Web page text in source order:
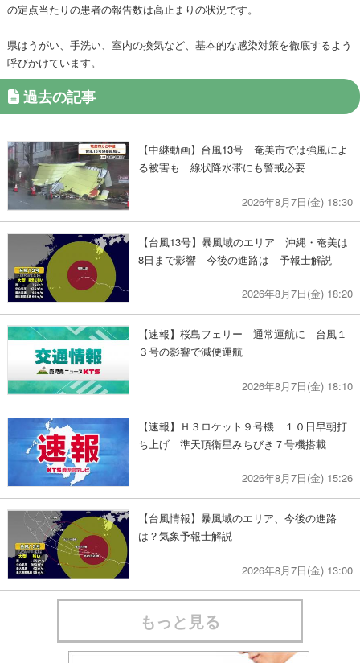
の定点当たりの患者の報告数は高止まりの状況です。
県はうがい、手洗い、室内の換気など、基本的な感染対策を徹底するよう
呼びかけています。
過去の記事
【中継動画】台風13号 奄美市では強風によ
る被害も 線状降水帯にも警戒必要
2026年8月7日(金) 18:30
【台風13号】暴風域のエリア 沖縄・奄美は
8日まで影響 今後の進路は 予報士解説
2026年8月7日(金) 18:20
【速報】桜島フェリー 通常運航に 台風１
３号の影響で減便運航
2026年8月7日(金) 18:10
【速報】Ｈ３ロケット９号機 １０日早朝打
ち上げ 準天頂衛星みちびき７号機搭載
2026年8月7日(金) 15:26
【台風情報】暴風域のエリア、今後の進路
は？気象予報士解説
2026年8月7日(金) 13:00
もっと見る